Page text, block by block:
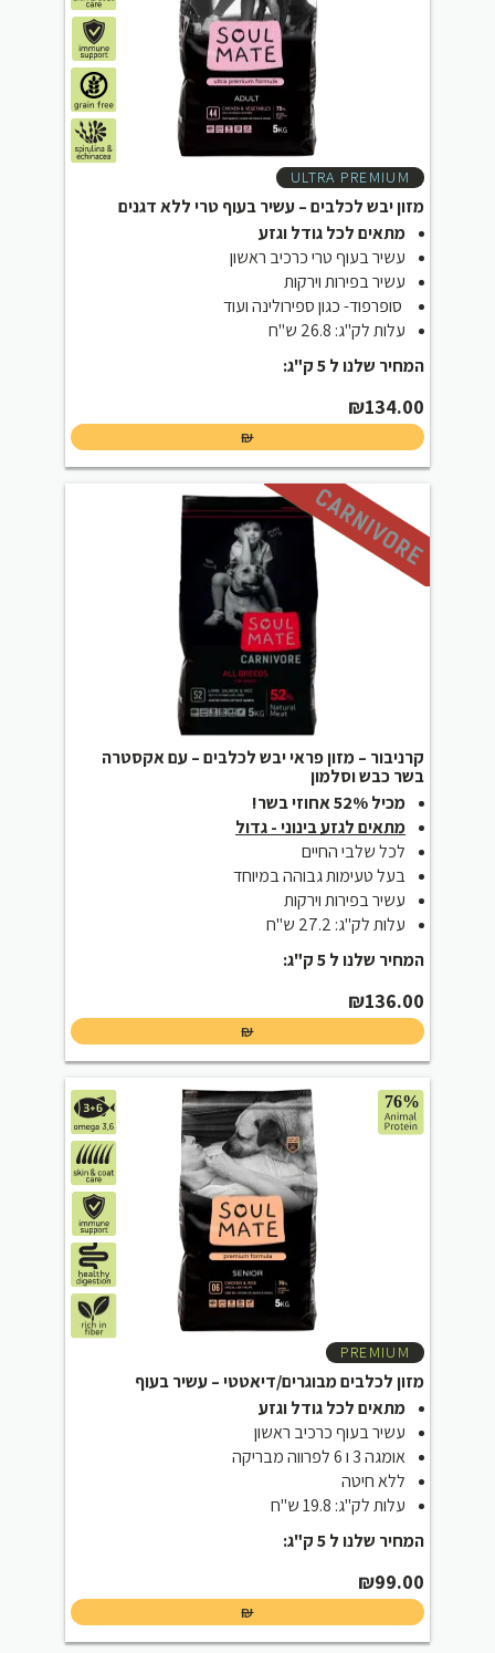
ULTRA PREMIUM
מזון יבש לכלבים – עשיר בעוף טרי ללא דגנים
מתאים לכל גודל וגזע
עשיר בעוף טרי כרכיב ראשון
עשיר בפירות וירקות
סופרפוד- כגון ספירולינה ועוד
עלות לק"ג: 26.8 ש"ח
המחיר שלנו ל 5 ק"ג:
₪134.00
₪
קרניבור – מזון פראי יבש לכלבים – עם אקסטרה
בשר כבש וסלמון
מכיל 52% אחוזי בשר!
מתאים לגזע בינוני - גדול
לכל שלבי החיים
בעל טעימות גבוהה במיוחד
עשיר בפירות וירקות
עלות לק"ג: 27.2 ש"ח
המחיר שלנו ל 5 ק"ג:
₪136.00
₪
PREMIUM
מזון לכלבים מבוגרים/דיאטטי – עשיר בעוף
מתאים לכל גודל וגזע
עשיר בעוף כרכיב ראשון
אומגה 3 ו 6 לפרווה מבריקה
ללא חיטה
עלות לק"ג: 19.8 ש"ח
המחיר שלנו ל 5 ק"ג:
₪99.00
₪